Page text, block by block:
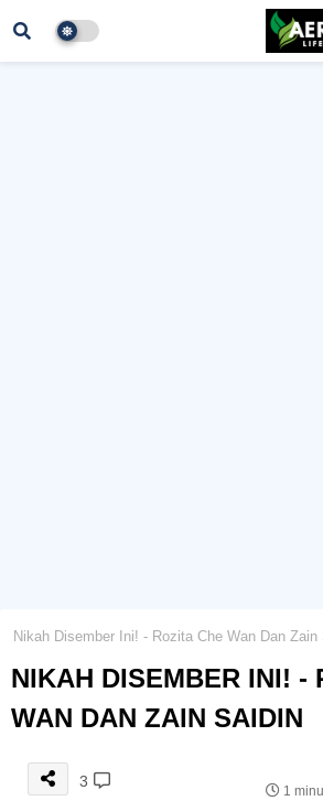
NIKAH DISEMBER INI! -
WAN DAN ZAIN SAIDIN
1
3